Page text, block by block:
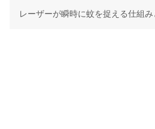
レーザーが瞬時に蚊を捉える仕組